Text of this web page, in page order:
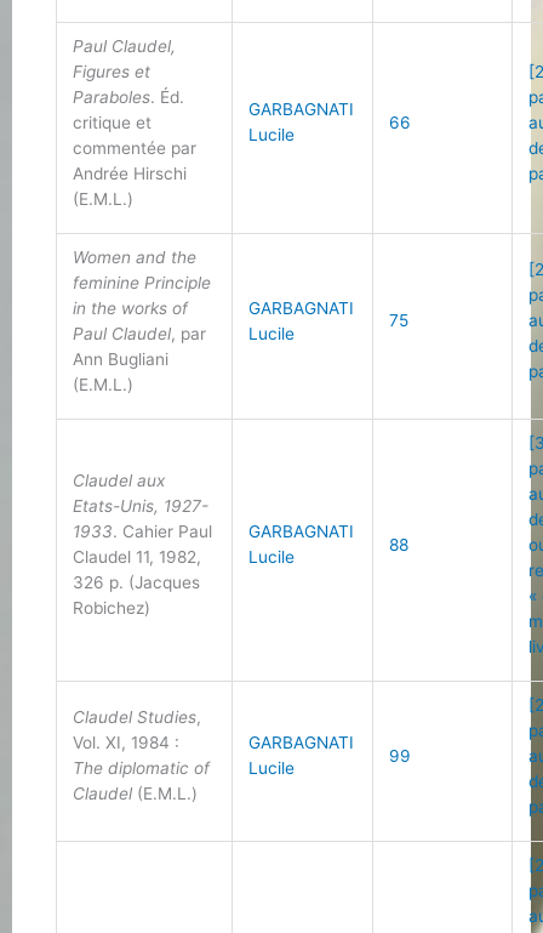
Paul Claudel,
Figures et
Paraboles. Éd.
critique et
commentée par
Andrée Hirschi
(E.M.L.)
GARBAGNATI
Lucile
66
Women and the
feminine Principle
in the works of
Paul Claudel, par
Ann Bugliani
(E.M.L.)
GARBAGNATI
Lucile
75
Claudel aux
Etats-Unis, 1927-
1933. Cahier Paul
Claudel 11, 1982,
326 p. (Jacques
Robichez)
GARBAGNATI
Lucile
88
«
Claudel Studies,
Vol. XI, 1984 :
The diplomatic of
Claudel (E.M.L.)
GARBAGNATI
Lucile
99